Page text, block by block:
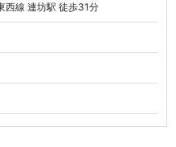
西線 連坊駅 徒歩31分